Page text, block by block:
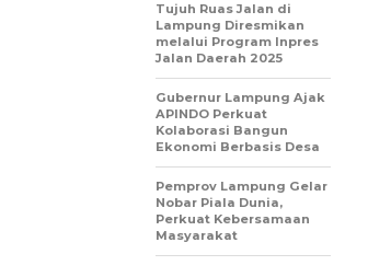
Tujuh Ruas Jalan di
Lampung Diresmikan
melalui Program Inpres
Jalan Daerah 2025
Gubernur Lampung Ajak
APINDO Perkuat
Kolaborasi Bangun
Ekonomi Berbasis Desa
Pemprov Lampung Gelar
Nobar Piala Dunia,
Perkuat Kebersamaan
Masyarakat